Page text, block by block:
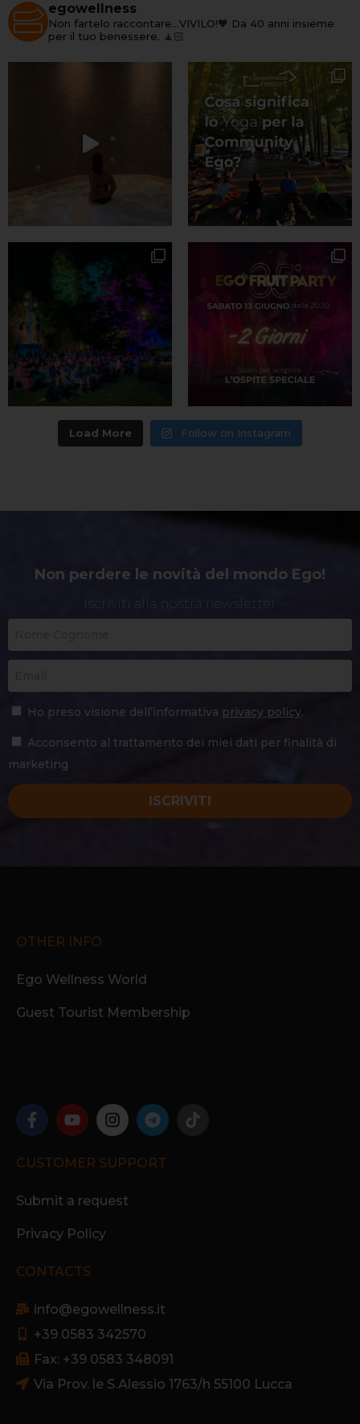
egowellness
Non fartelo raccontare…VIVILO!🧡 Da 40 anni insieme
per il tuo benessere. 🧘🏻
Load More Follow on Instagram
Non perdere le novità del mondo Ego!
Iscriviti alla nostra newsletter
Ho preso visione dell’informativa privacy policy.
Acconsento al trattamento dei miei dati per finalità di
marketing
ISCRIVITI
OTHER INFO
Ego Wellness World
Guest Tourist Membership
CUSTOMER SUPPORT
Submit a request
Privacy Policy
CONTACTS
info@egowellness.it
+39 0583 342570
Fax: +39 0583 348091
Via Prov. le S.Alessio 1763/h 55100 Lucca